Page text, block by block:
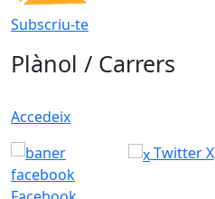
Subscriu-te
Plànol / Carrers
Accedeix
Twitter X